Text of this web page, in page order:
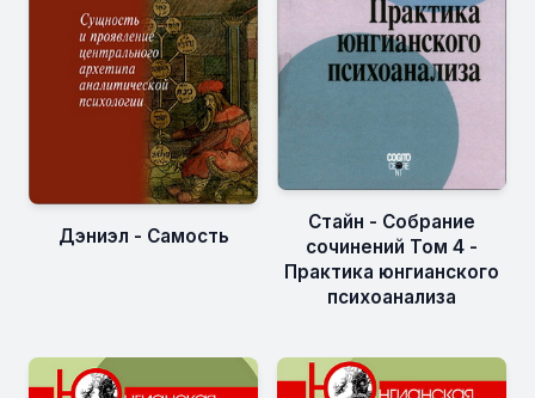
Дэниэл - Самость
Стайн - Собрание
сочинений Том 4 -
Практика юнгианского
психоанализа